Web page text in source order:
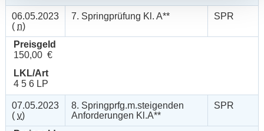
06.05.2023
( n)
7. Springprüfung Kl. A** SPR
Preisgeld
150,00 €
LKL/Art
4 5 6 LP
07.05.2023
( v)
8. Springprfg.m.steigenden
Anforderungen Kl.A**
SPR